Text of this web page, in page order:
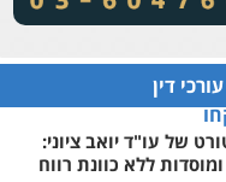
שירותים מקצועיים לעורכי
דין
0522508109
אחסון אתרים
מהירות הגנה גיבוי
תמיכה שירותים מקצועיים
דין
ללא כוונת רווח
חוק יחסי ממון
הירושה
זוג יכולים לקבוע
הסכם ממון, גם